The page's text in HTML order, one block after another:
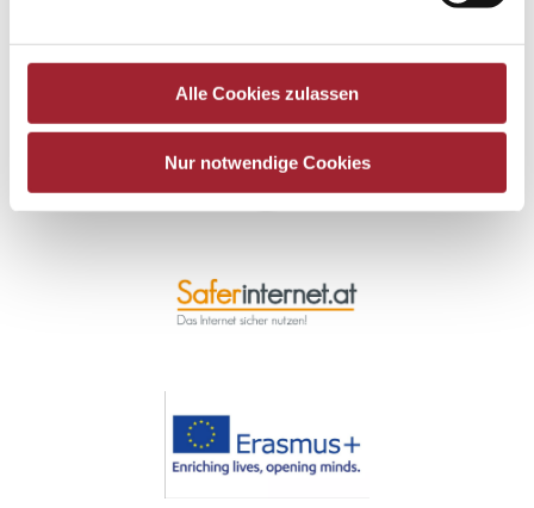
Alle Cookies zulassen
Nur notwendige Cookies